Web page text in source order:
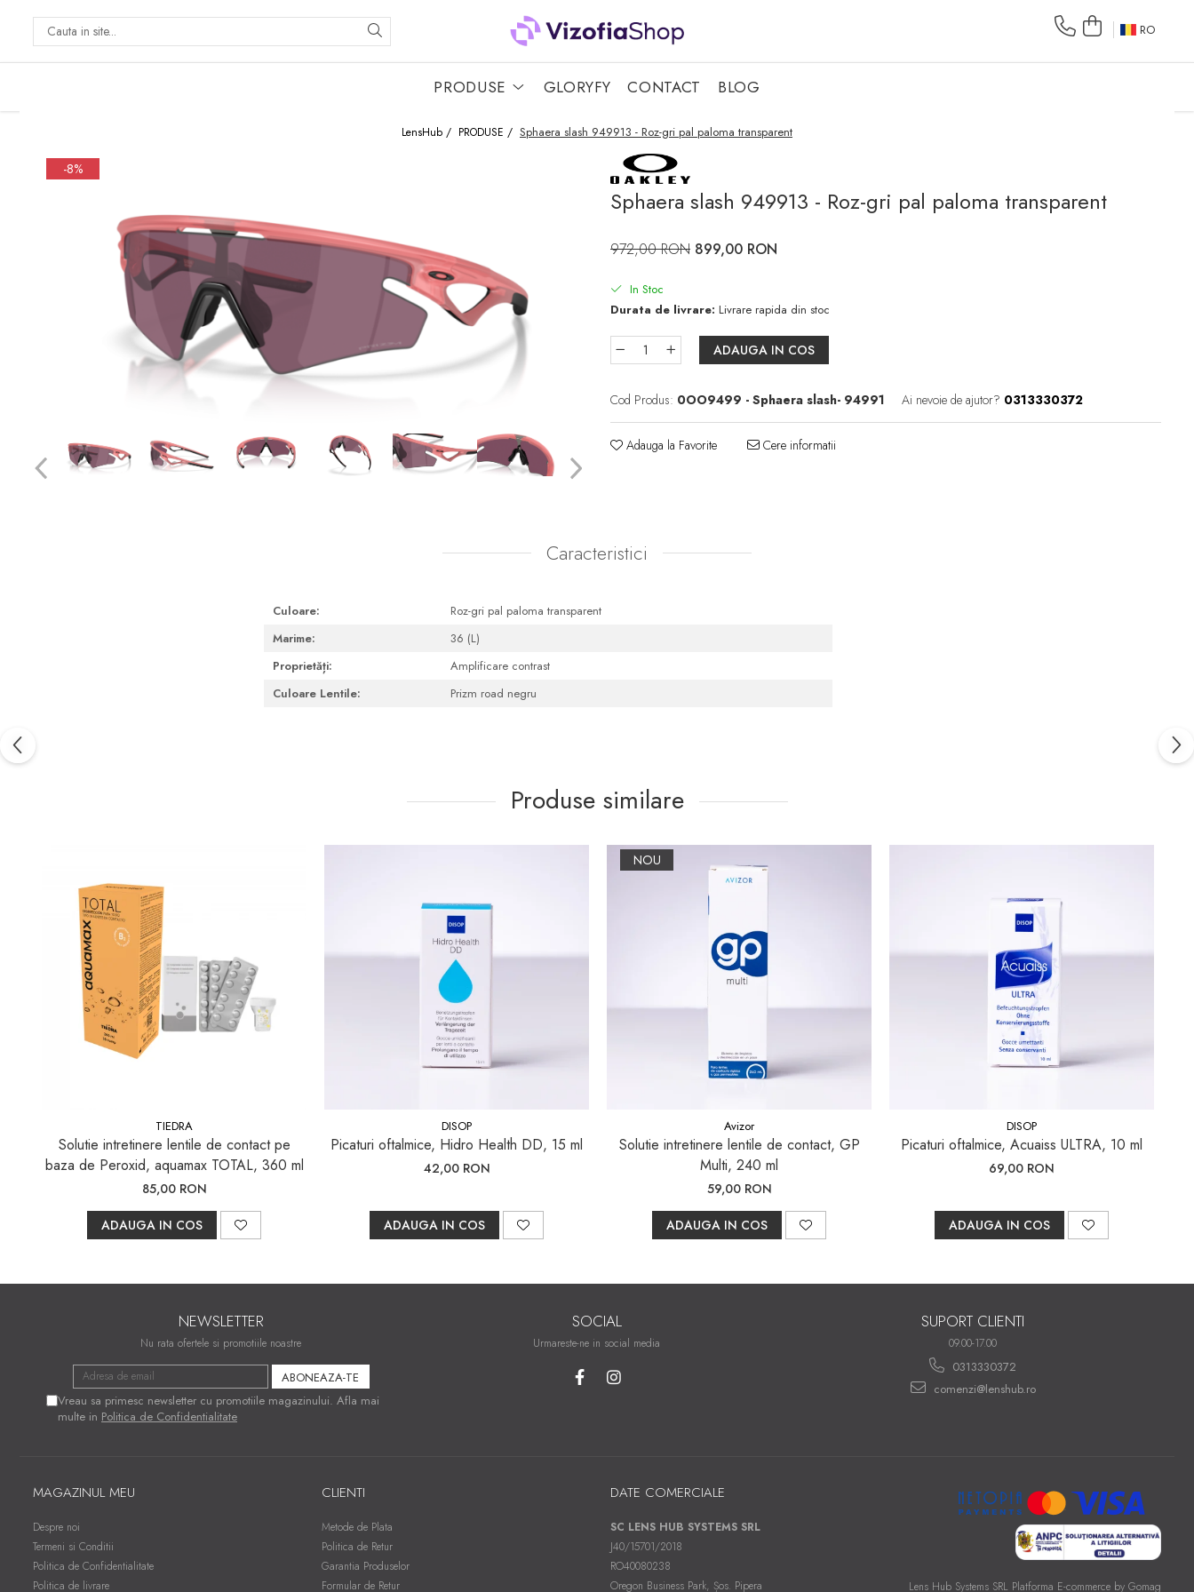
Soluții lentile dure
Sistem Peroxid
ACCESORII LENTILE DE
Accesorii lentile dure
Accesorii lentile moi
PACHETE AVANTAJOASE
Pachete întreținere lentile
dure/ RGP/ Ortho-K
OCHELARI DE SOARE
RO
PRODUSE GLORYFY CONTACT BLOG
LensHub / PRODUSE / Sphaera slash 949913 - Roz-gri pal paloma transparent
Sphaera slash 949913 - Roz-gri pal paloma transparent
-8%
972,00 RON 899,00 RON
In Stoc
Durata de livrare: Livrare rapida din stoc
ADAUGA IN COS
Cod Produs: 0OO9499 - Sphaera slash- 94991 Ai nevoie de ajutor? 0313330372
Adauga la Favorite Cere informatii
Caracteristici
Culoare:
Roz-gri pal paloma transparent
Marime:
36 (L)
Proprietăți:
Amplificare contrast
Culoare Lentile:
Prizm road negru
Produse similare
TIEDRA
Solutie intretinere lentile de contact pe
baza de Peroxid, aquamax TOTAL, 360 ml
85,00 RON
ADAUGA IN COS
DISOP
Picaturi oftalmice, Hidro Health DD, 15 ml
42,00 RON
ADAUGA IN COS
NOU
Avizor
Solutie intretinere lentile de contact, GP
Multi, 240 ml
59,00 RON
ADAUGA IN COS
DISOP
Picaturi oftalmice, Acuaiss ULTRA, 10 ml
69,00 RON
ADAUGA IN COS
NEWSLETTER
Nu rata ofertele si promotiile noastre
Vreau sa primesc newsletter cu promotiile magazinului. Afla mai
multe in Politica de Confidentialitate
SOCIAL
Urmareste-ne in social media
SUPORT CLIENTI
09.00-17.00
0313330372
comenzi@lenshub.ro
MAGAZINUL MEU
Despre noi
Termeni si Conditii
Politica de Confidentialitate
Politica de livrare
CLIENTI
Metode de Plata
Politica de Retur
Garantia Produselor
Formular de Retur
DATE COMERCIALE
SC LENS HUB SYSTEMS SRL
J40/15701/2018
RO40080238
Oregon Business Park, Șos. Pipera
Lens Hub Systems SRL Platforma E-commerce by Gomag